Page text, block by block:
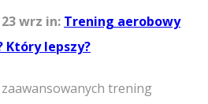
wrz in: Trening aerobowy
Który lepszy?
trening